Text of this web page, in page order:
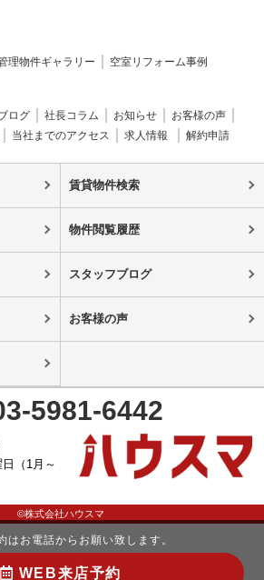
理物件ギャラリー 空室リフォーム事例
ログ 社長コラム お知らせ
お客様の声
当社までのアクセス 求人情報 解約申請
賃貸物件検索
物件閲覧履歴
スタッフブログ
お客様の声
5981-6442
（1月～
©株式会社ハウスマ
はお電話からお願い致します。
WEB来店予約